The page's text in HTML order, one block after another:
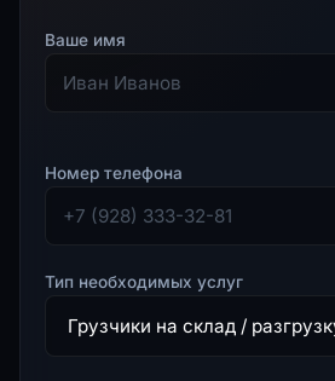
Ваше имя
Номер телефона
Тип необходимых услуг